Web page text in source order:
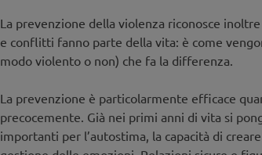
La prevenzione della violenza riconosce
e conflitti fanno parte della vita: è come
modo violento o non) che fa la differenza.
La prevenzione è particolarmente efficace
precocemente. Già nei primi anni di vita si
importanti per l’autostima, la capacità di